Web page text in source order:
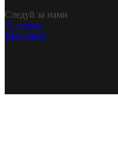
Следуй за нами
Телеграм
Вконтакте